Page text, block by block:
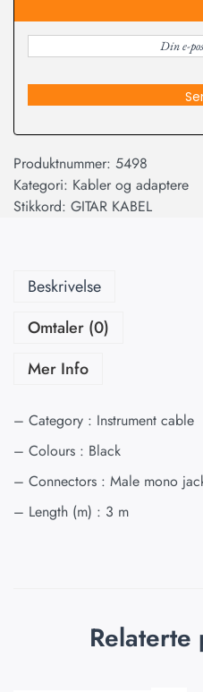
Produktnummer: 5498
Kategori: Kabler og adaptere
Stikkord: GITAR KABEL
Beskrivelse
Omtaler (0)
Mer Info
– Category : Instrument cable
– Colours : Black
– Connectors : Male mono
– Length (m) : 3 m